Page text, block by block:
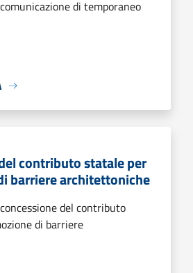
di temporaneo
contributo statale per
barriere architettoniche
del contributo
di barriere